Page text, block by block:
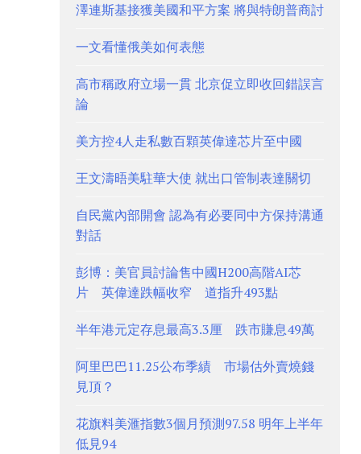
澤連斯基接獲美國和平方案 將與特朗普商討
一文看懂俄美如何表態
高市稱政府立場一貫 北京促立即收回錯誤言
論
美方控4人走私數百顆英偉達芯片至中國
王文濤晤美駐華大使 就出口管制表達關切
自民黨內部開會 認為有必要同中方保持溝通
對話
彭博：美官員討論售中國H200高階AI芯
片 英偉達跌幅收窄 道指升493點
半年港元定存息最高3.3厘 跌市賺息49萬
阿里巴巴11.25公布季績 市場估外賣燒錢
見頂？
花旗料美滙指數3個月預測97.58 明年上半年
低見94